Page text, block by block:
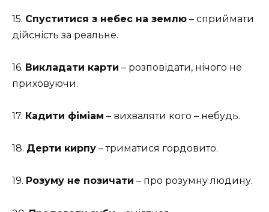
15. Спуститися з небес на землю – сприймати
дійсність за реальне.
16. Викладати карти – розповідати, нічого не
приховуючи.
17. Кадити фіміам – вихваляти кого – небудь.
18. Дерти кирпу – триматися гордовито.
19. Розуму не позичати – про розумну людину.